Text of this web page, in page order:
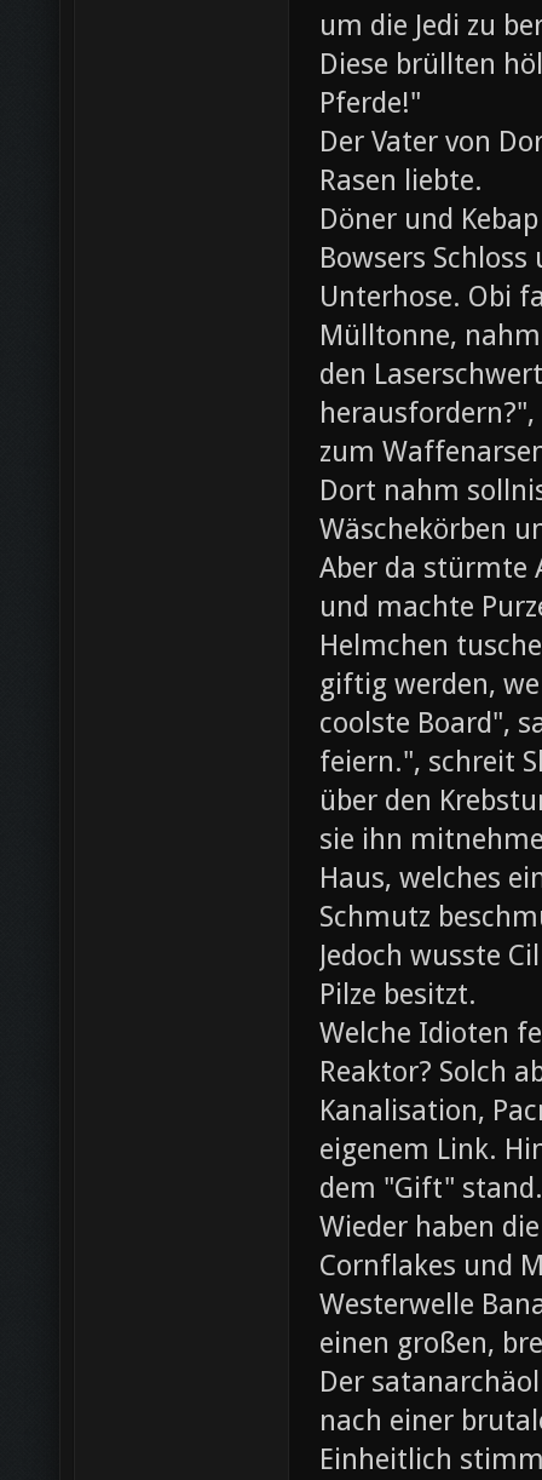
um die Jedi zu
Diese brüllten
Pferde!"
Der Vater von
Rasen liebte.
Döner und
Bowsers
Unterhose. Obi
Mülltonne,
den
zum
Dort nahm
Wäschekörben
Aber da stürmte
und machte
Helmchen
giftig werden,
coolste Board",
feiern.", schreit
über den
sie ihn
Haus, welches
Schmutz
Jedoch wusste
Pilze besitzt.
Welche Idioten
Reaktor? Solch
Kanalisation,
eigenem Link.
dem "Gift" stand.
Wieder haben
Cornflakes und
Westerwelle
einen großen,
Der
nach einer
Einheitlich